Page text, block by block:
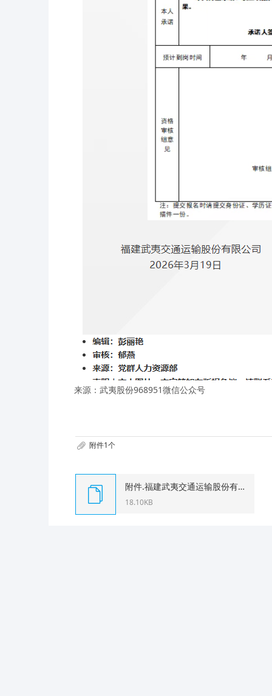
来源：武夷股份968951微信公众号
附件1个
附件.福建武夷交通运输股份有限公司
18.10KB